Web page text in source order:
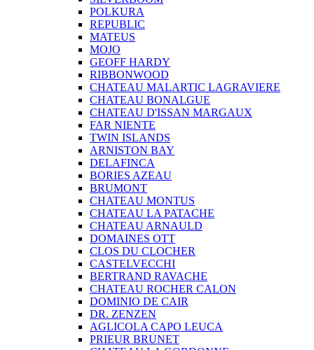
POLKURA
REPUBLIC
MATEUS
MOJO
GEOFF HARDY
RIBBONWOOD
CHATEAU MALARTIC LAGRAVIERE
CHATEAU BONALGUE
CHATEAU D'ISSAN MARGAUX
FAR NIENTE
TWIN ISLANDS
ARNISTON BAY
DELAFINCA
BORIES AZEAU
BRUMONT
CHATEAU MONTUS
CHATEAU LA PATACHE
CHATEAU ARNAULD
DOMAINES OTT
CLOS DU CLOCHER
CASTELVECCHI
BERTRAND RAVACHE
CHATEAU ROCHER CALON
DOMINIO DE CAIR
DR. ZENZEN
AGLICOLA CAPO LEUCA
PRIEUR BRUNET